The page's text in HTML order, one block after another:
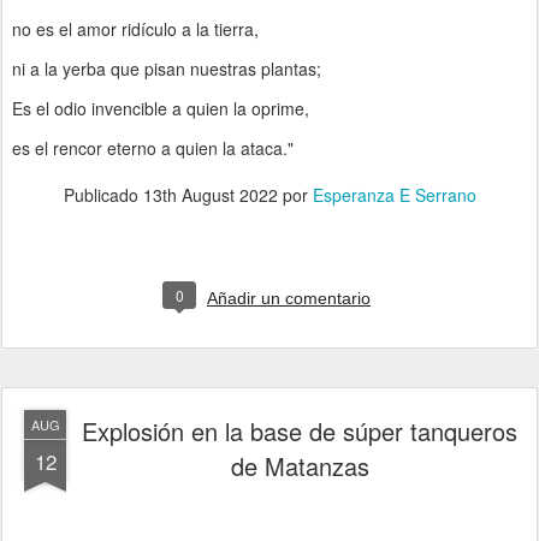
no es el amor ridículo a la tierra,
ni a la yerba que pisan nuestras plantas;
Es el odio invencible a quien la oprime,
es el rencor eterno a quien la ataca."
Publicado 13th August 2022 por Esperanza E Serrano
0 Añadir un comentario
AUG
12
Explosión en la base de súper tanqueros
de Matanzas